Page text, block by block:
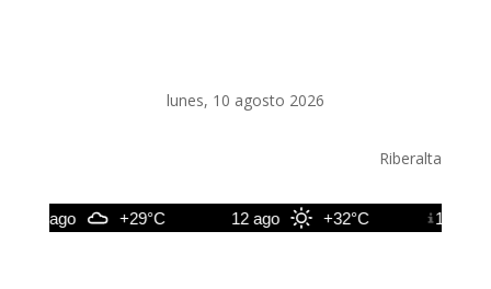
lunes, 10 agosto 2026
Riberalta
11 ago +29°C 12 ago +32°C 13 ago